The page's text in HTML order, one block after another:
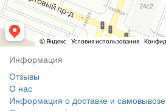
Информация
Отзывы
О нас
Информация о доставке и самовывозе